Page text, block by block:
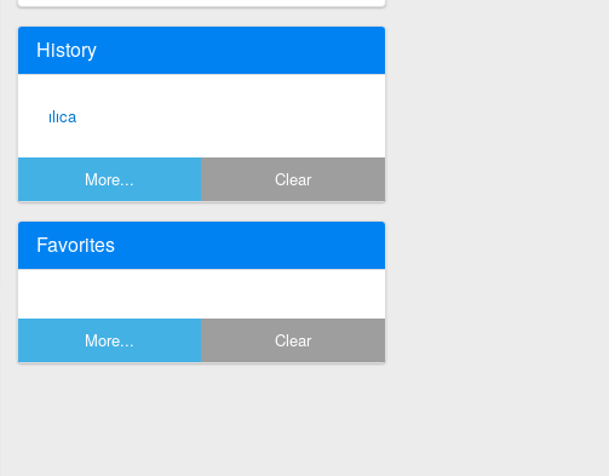
History
ılıca
More... Clear
Favorites
More... Clear